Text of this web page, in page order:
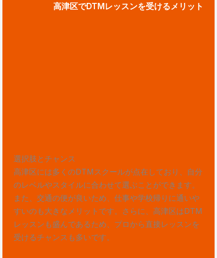
高津区でDTMレッスンを受けるメリット
選択肢とチャンス
高津区には多くのDTMスクールが点在しており、自分
のレベルやスタイルに合わせて選ぶことができます。
また、交通の便が良いため、仕事や学校帰りに通いや
すいのも大きなメリットです。さらに、高津区はDTM
レッスンも盛んであるため、プロから直接レッスンを
受けるチャンスも多いです。